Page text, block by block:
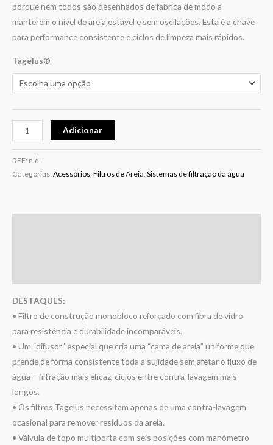
porque nem todos são desenhados de fábrica de modo a
manterem o nível de areia estável e sem oscilações. Esta é a chave
para performance consistente e ciclos de limpeza mais rápidos.
Tagelus®
Adicionar
REF: n.d.
Categorias: Acessórios Filtros de Areia Sistemas de filtração da água
DESTAQUES:
• Filtro de construção monobloco reforçado com fibra de vidro
para resistência e durabilidade incomparáveis.
• Um “difusor” especial que cria uma “cama de areia” uniforme que
prende de forma consistente toda a sujidade sem afetar o fluxo de
água – filtração mais eficaz, ciclos entre contra-lavagem mais
longos.
• Os filtros Tagelus necessitam apenas de uma contra-lavagem
ocasional para remover resíduos da areia.
• Válvula de topo multiporta com seis posições com manómetro